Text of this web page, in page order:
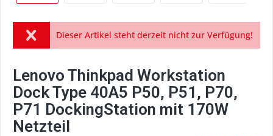
Dieser Artikel steht derzeit nicht zur Verfügung!
Lenovo Thinkpad Workstation
Dock Type 40A5 P50, P51, P70,
P71 DockingStation mit 170W
Netzteil